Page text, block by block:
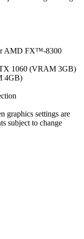
AMD FX™-8300
1060 (VRAM 3GB)
4GB)
graphics settings are
subject to change